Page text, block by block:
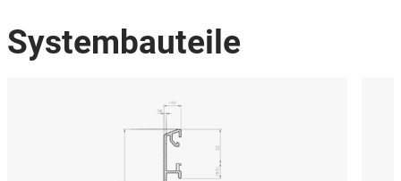
Systembauteile